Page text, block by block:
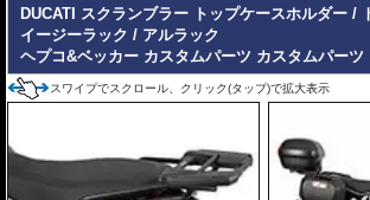
バッグは下記の中から選択できます。
バッグ名をクリックすると各バッグの詳細ページを開き
ストリートP
remium
630-7530-640 セット価格
スピード
630-7530-620 セット価格
DUCATI スクランブラー トップケースホルダー /
イージーラック / アルラック
ヘプコ&ベッカー カスタムパーツ カスタムパーツ
スワイプでスクロール、クリック(タップ)で拡大表示